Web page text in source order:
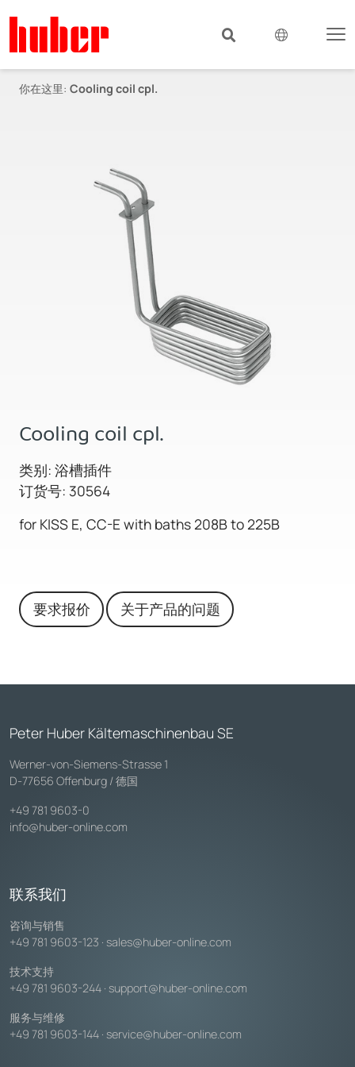
你在这里: Cooling coil cpl.
Cooling coil cpl.
类别: 浴槽插件
订货号: 30564
for KISS E, CC-E with baths 208B to 225B
要求报价 关于产品的问题
Peter Huber Kältemaschinenbau SE
Werner-von-Siemens-Strasse 1
D-77656 Offenburg / 德国
+49 781 9603-0
info@huber-online.com
联系我们
咨询与销售
+49 781 9603-123 · sales@huber-online.com
技术支持
+49 781 9603-244 · support@huber-online.com
服务与维修
+49 781 9603-144 · service@huber-online.com